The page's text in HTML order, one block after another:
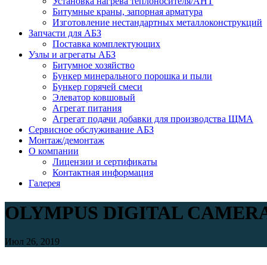
Битумные краны, запорная арматура
Изготовление нестандартных металлоконструкций
Запчасти для АБЗ
Поставка комплектующих
Узлы и агрегаты АБЗ
Битумное хозяйство
Бункер минерального порошка и пыли
Бункер горячей смеси
Элеватор ковшовый
Агрегат питания
Агрегат подачи добавки для производства ЩМА
Сервисное обслуживание АБЗ
Монтаж/демонтаж
О компании
Лицензии и сертификаты
Контактная информация
Галерея
OLYMPUS DIGITAL
Июл 26, 2019